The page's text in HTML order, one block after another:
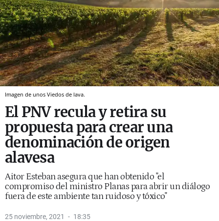
Imagen de unos Viedos de lava.
El PNV recula y retira su
propuesta para crear una
denominación de origen
alavesa
Aitor Esteban asegura que han obtenido "el
compromiso del ministro Planas para abrir un diálogo
fuera de este ambiente tan ruidoso y tóxico"
25 noviembre, 2021 18:35